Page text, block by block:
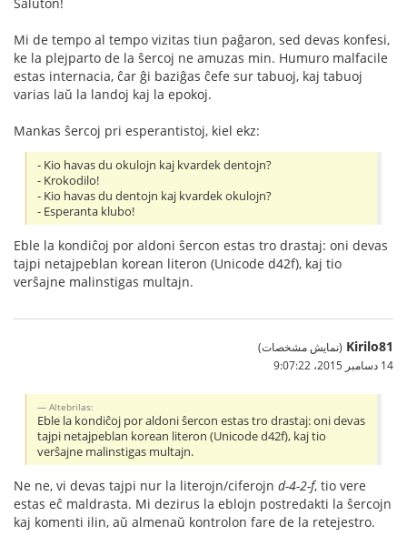
Mi de tempo al tempo vizitas tiun paĝaron, sed devas konfesi,
ke la plejparto de la ŝercoj ne amuzas min. Humuro malfacile
estas internacia, ĉar ĝi baziĝas ĉefe sur tabuoj, kaj tabuoj
varias laŭ la landoj kaj la epokoj.
Mankas ŝercoj pri esperantistoj, kiel ekz:
- Kio havas du okulojn kaj kvardek dentojn?
- Krokodilo!
- Kio havas du dentojn kaj kvardek okulojn?
- Esperanta klubo!
Eble la kondiĉoj por aldoni ŝercon estas tro drastaj: oni devas
tajpi netajpeblan korean literon (Unicode d42f), kaj tio
verŝajne malinstigas multajn.
Kirilo81 (نمایش مشخصات)
14 دسامبر 2015،‏ 9:07:22
Altebrilas:
Eble la kondiĉoj por aldoni ŝercon estas tro drastaj: oni devas
tajpi netajpeblan korean literon (Unicode d42f), kaj tio
verŝajne malinstigas multajn.
Ne ne, vi devas tajpi nur la literojn/ciferojn d-4-2-f, tio vere
estas eĉ maldrasta. Mi dezirus la eblojn postredakti la ŝercojn
kaj komenti ilin, aŭ almenaŭ kontrolon fare de la retejestro.